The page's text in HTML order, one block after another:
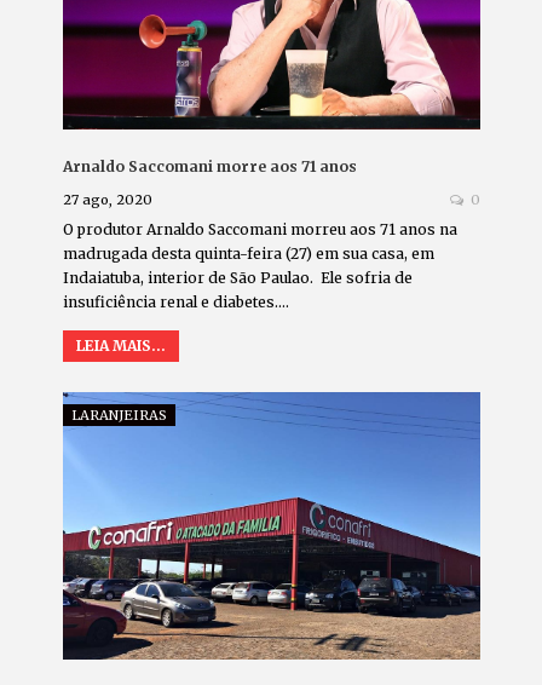
Arnaldo Saccomani morre aos 71 anos
27 ago, 2020 0
O produtor Arnaldo Saccomani morreu aos 71 anos na
madrugada desta quinta-feira (27) em sua casa, em
Indaiatuba, interior de São Paulao. Ele sofria de
insuficiência renal e diabetes.…
LEIA MAIS...
LARANJEIRAS